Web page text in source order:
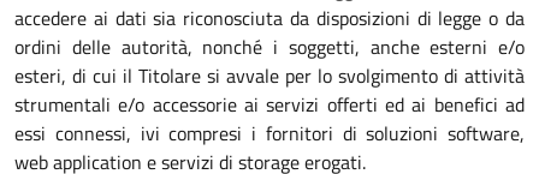
accedere ai dati sia riconosciuta da disposizioni di legge o da
ordini delle autorità, nonché i soggetti, anche esterni e/o
esteri, di cui il Titolare si avvale per lo svolgimento di attività
strumentali e/o accessorie ai servizi offerti ed ai benefici ad
essi connessi, ivi compresi i fornitori di soluzioni software,
web application e servizi di storage erogati.